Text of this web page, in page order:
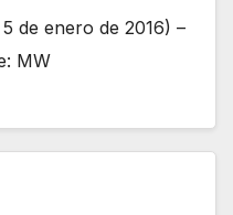
de enero de 2016) –
MW